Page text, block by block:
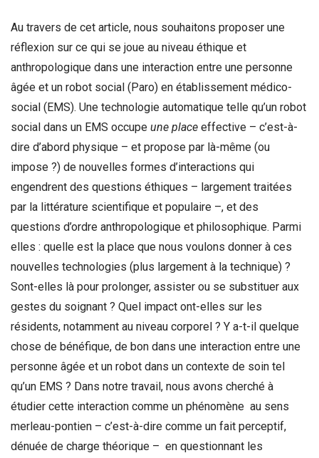
Au travers de cet article, nous souhaitons proposer une
réflexion sur ce qui se joue au niveau éthique et
anthropologique dans une interaction entre une personne
âgée et un robot social (Paro) en établissement médico-
social (EMS). Une technologie automatique telle qu’un robot
social dans un EMS occupe une place effective – c’est-à-
dire d’abord physique – et propose par là-même (ou
impose ?) de nouvelles formes d’interactions qui
engendrent des questions éthiques – largement traitées
par la littérature scientifique et populaire –, et des
questions d’ordre anthropologique et philosophique. Parmi
elles : quelle est la place que nous voulons donner à ces
nouvelles technologies (plus largement à la technique) ?
Sont-elles là pour prolonger, assister ou se substituer aux
gestes du soignant ? Quel impact ont-elles sur les
résidents, notamment au niveau corporel ? Y a-t-il quelque
chose de bénéfique, de bon dans une interaction entre une
personne âgée et un robot dans un contexte de soin tel
qu’un EMS ? Dans notre travail, nous avons cherché à
étudier cette interaction comme un phénomène au sens
merleau-pontien – c’est-à-dire comme un fait perceptif,
dénuée de charge théorique – en questionnant les